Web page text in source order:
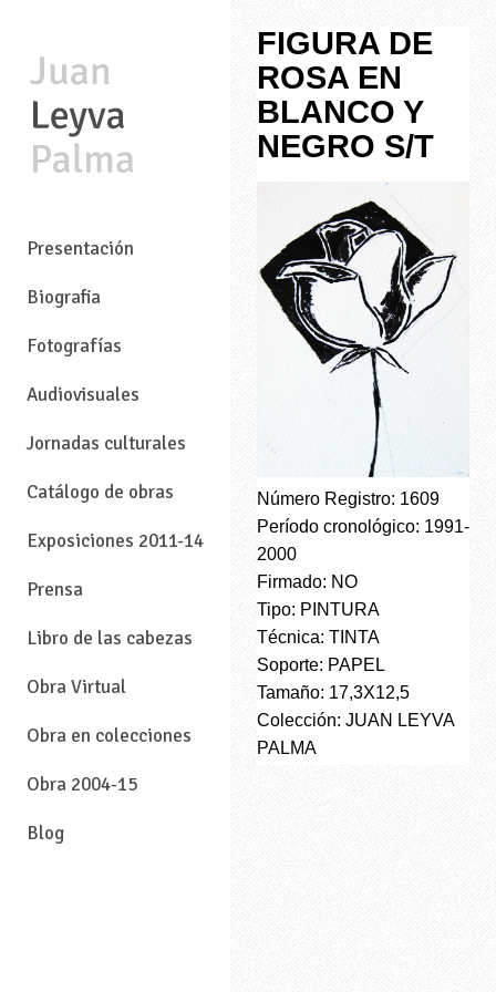
Presentación
Biografia
Fotografías
Audiovisuales
Jornadas culturales
Catálogo de obras
Exposiciones 2011-14
Prensa
Libro de las cabezas
Obra Virtual
Obra en colecciones
Obra 2004-15
Blog
FIGURA DE
ROSA EN
BLANCO Y
NEGRO S/T
Número Registro: 1609
Período cronológico: 1991-
2000
Firmado: NO
Tipo: PINTURA
Técnica: TINTA
Soporte: PAPEL
Tamaño: 17,3X12,5
Colección: JUAN LEYVA
PALMA